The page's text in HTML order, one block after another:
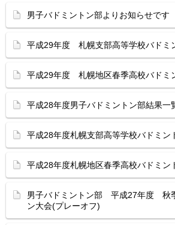
男子バドミントン部よりお知らせです
平成29年度 札幌支部高等学校バドミ
平成29年度 札幌地区春季高校バドミ
平成28年度男子バドミントン部結果一
平成28年度札幌支部高等学校バドミン
平成28年度札幌地区春季高校バドミン
男子バドミントン部 平成27年度 秋
ン大会(プレーオフ)